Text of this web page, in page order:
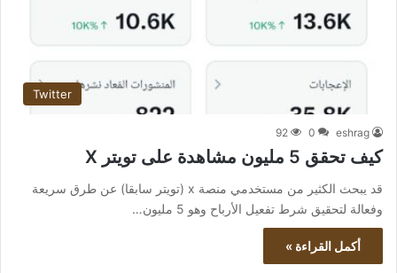
Twitter
eshrag
0
92
كيف تحقق 5 مليون مشاهدة على تويتر X
قد يبحث الكثير من مستخدمي منصة x (تويتر سابقا) عن طرق سريعة
وفعالة لتحقيق شرط تفعيل الأرباح وهو 5 مليون…
أكمل القراءة »